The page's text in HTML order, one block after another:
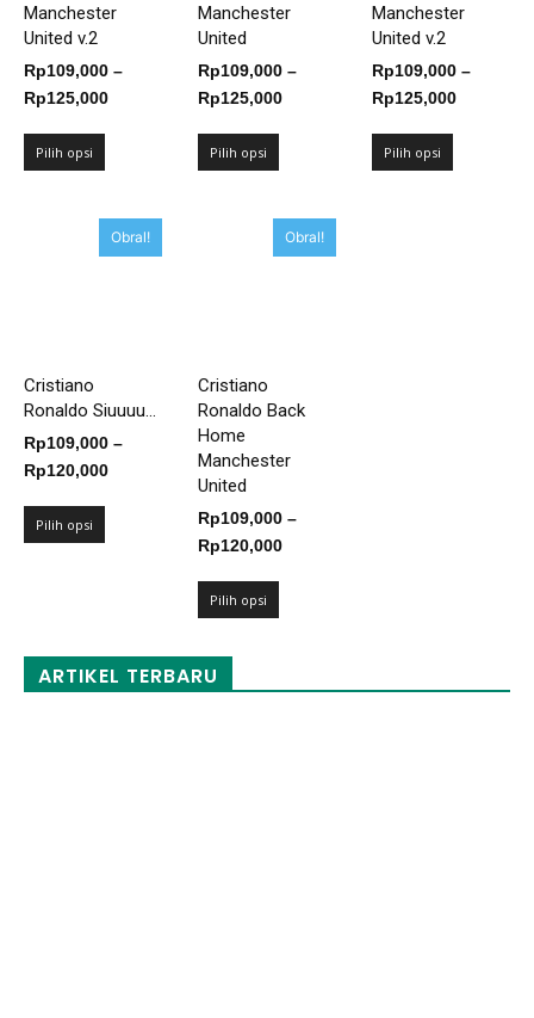
Manchester
United v.2
Rp109,000 –
Rp125,000Rentang
Pilih opsi
Manchester
United
Rp109,000 –
Rp125,000Rentang
Pilih opsi
Manchester
United v.2
Rp109,000 –
Rp125,000Rentang
Pilih opsi
Obral!
Cristiano
Ronaldo Siuuuu...
Rp109,000 –
Rp120,000Rentang
Pilih opsi
Obral!
Cristiano
Ronaldo Back
Home
Manchester
United
Rp109,000 –
Rp120,000Rentang
Pilih opsi
ARTIKEL TERBARU